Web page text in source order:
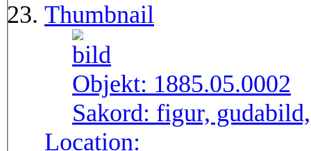
Thumbnail
Objekt: 1885.05.0002
Sakord: figur,
Location: